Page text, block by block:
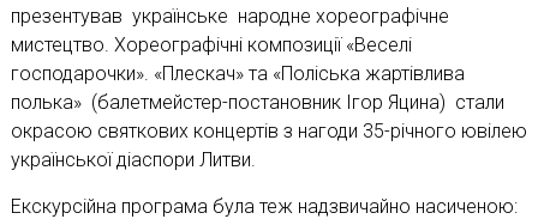
презентував українське народне хореографічне
мистецтво. Хореографічні композиції «Веселі
господарочки». «Плескач» та «Поліська жартівлива
полька» (балетмейстер-постановник Ігор Яцина) стали
окрасою святкових концертів з нагоди 35-річного ювілею
української діаспори Литви.
Екскурсійна програма була теж надзвичайно насиченою: